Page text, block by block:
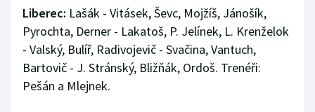
Liberec: Lašák - Vitásek, Ševc, Mojžíš, Jánošík,
Pyrochta, Derner - Lakatoš, P. Jelínek, L. Krenželok
- Valský, Bulíř, Radivojevič - Svačina, Vantuch,
Bartovič - J. Stránský, Bližňák, Ordoš. Trenéři:
Pešán a Mlejnek.